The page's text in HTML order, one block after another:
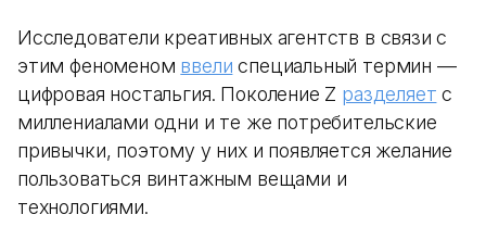
Исследователи креативных агентств в связи с
этим феноменом ввели специальный термин —
цифровая ностальгия. Поколение Z разделяет с
миллениалами одни и те же потребительские
привычки, поэтому у них и появляется желание
пользоваться винтажным вещами и
технологиями.